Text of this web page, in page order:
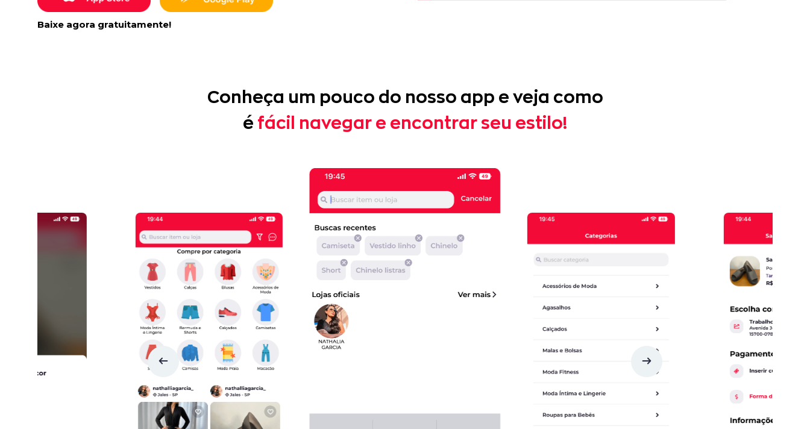
Baixe agora gratuitamente!
Conheça um pouco do nosso app e veja como
é fácil navegar e encontrar seu estilo!